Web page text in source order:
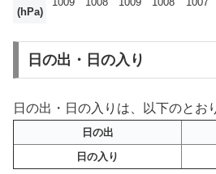
(hPa)
日の出・日の入り
日の出・日の入りは、以下のとお
日の出
日の入り